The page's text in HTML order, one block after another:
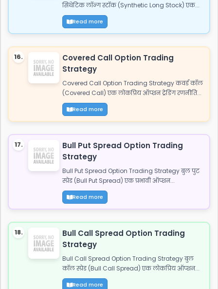
सिंथेटिक लॉन्ग स्टॉक (Synthetic Long Stock) एक...
Read more
16.
Covered Call Option Trading
Strategy
Covered Call Option Trading Strategy कवर्ड कॉल
(Covered Call) एक लोकप्रिय ऑप्शन ट्रेडिंग रणनीति...
Read more
17.
Bull Put Spread Option Trading
Strategy
Bull Put Spread Option Trading Strategy बुल पुट
स्प्रेड (Bull Put Spread) एक प्रभावी ऑप्शन...
Read more
18.
Bull Call Spread Option Trading
Strategy
Bull Call Spread Option Trading Strategy बुल
कॉल स्प्रेड (Bull Call Spread) एक लोकप्रिय ऑप्शन...
Read more